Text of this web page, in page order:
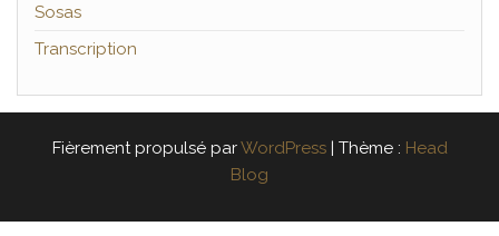
Sosas
Transcription
Fièrement propulsé parWordPress | Thème : Head
Blog